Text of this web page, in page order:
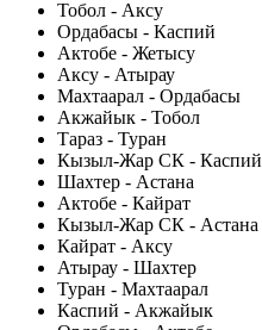
Тобол - Аксу
Ордабасы - Каспий
Актобе - Жетысу
Аксу - Атырау
Махтаарал - Ордабасы
Акжайык - Тобол
Тараз - Туран
Кызыл-Жар СК - Каспий
Шахтер - Астана
Актобе - Кайрат
Кызыл-Жар СК - Астана
Кайрат - Аксу
Атырау - Шахтер
Туран - Махтаарал
Каспий - Акжайык